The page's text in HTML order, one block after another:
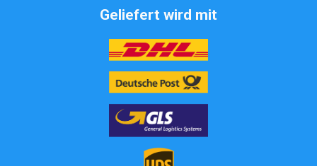
Geliefert wird mit